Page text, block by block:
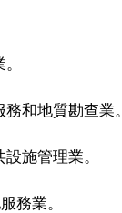
和地質勘查業。
施管理業。
務業。